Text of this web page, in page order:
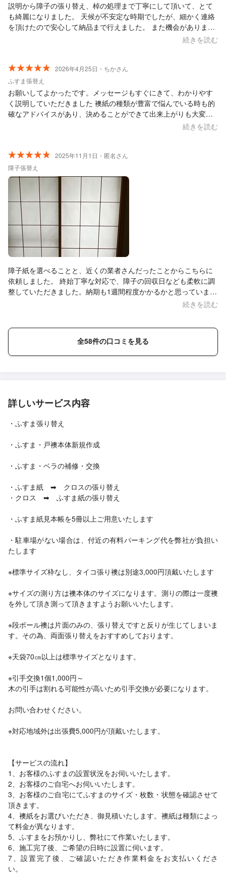
説明から障子の張り替え、棹の処理まで丁寧にして頂いて、とて
も綺麗になりました。 天候が不安定な時期でしたが、細かく連絡
を頂けたので安心して納品まで行えました。 また機会がありまし
続きを読む
2026年4月25日・ちかさん
ふすま張替え
お願いしてよかったです。メッセージもすぐにきて、わかりやす
く説明していただきました 襖紙の種類が豊富で悩んでいる時も的
確なアドバイスがあり、決めることができて出来上がりも大変綺
麗で、部屋も明るい感じになりよかったです ありがとうございま
続きを読む
2025年11月1日・匿名さん
障子張替え
障子紙を選べることと、近くの業者さんだったことからこちらに
依頼しました。 終始丁寧な対応で、障子の回収日なども柔軟に調
整していただきました。納期も1週間程度かかるかと思っていまし
たが、4日で終わったので助かりました。 強化紙にするつもりで
になったらぜひリピートしたいです。 ありがとうございました。
続きを読む
全58件の口コミを見る
詳しいサービス内容
・ふすま張り替え
・ふすま・戸襖本体新規作成
・ふすま・ベラの補修・交換
・ふすま紙 ➡ クロスの張り替え
・クロス ➡ ふすま紙の張り替え
・ふすま紙見本帳を5冊以上ご用意いたします
・駐車場がない場合は、付近の有料パーキング代を弊社が負担い
たします
※標準サイズ枠なし、タイコ張り襖は別途3,000円頂戴いたします
※サイズの測り方は襖本体のサイズになります。測りの際は一度襖
を外して頂き測って頂きますようお願いいたします。
※段ボール襖は片面のみの、張り替えですと反りが生じてしまいま
す。その為、両面張り替えをおすすめしております。
※天袋70㎝以上は標準サイズとなります。
※引手交換1個1,000円～
木の引手は割れる可能性が高いため引手交換が必要になります。
お問い合わせください。
※対応地域外は出張費5,000円が頂戴いたします。
【サービスの流れ】
1、お客様のふすまの設置状況をお伺いいたします。
2、お客様のご自宅へお伺いいたします。
3、お客様のご自宅にてふすまのサイズ・枚数・状態を確認させて
頂きます。
4、襖紙をお選びいただき、御見積いたします。襖紙は種類によっ
て料金が異なります。
5、ふすまをお預かりし、弊社にて作業いたします。
6、施工完了後、ご希望の日時に設置に伺います。
7、設置完了後、ご確認いただき作業料金をお支払いくださ
い。